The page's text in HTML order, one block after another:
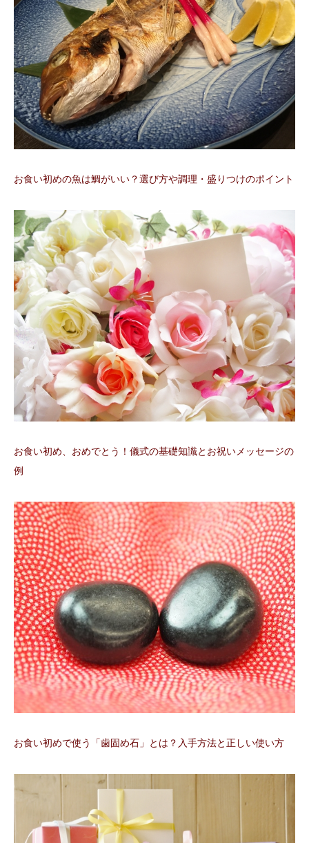
お食い初めの魚は鯛がいい？選び方や調理・盛りつけのポイント
お食い初め、おめでとう！儀式の基礎知識とお祝いメッセージの
例
お食い初めで使う「歯固め石」とは？入手方法と正しい使い方